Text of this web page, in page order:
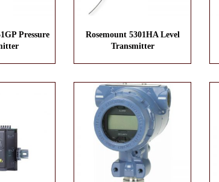
Rosemount 5301HA Level
Transmitter
Pressure